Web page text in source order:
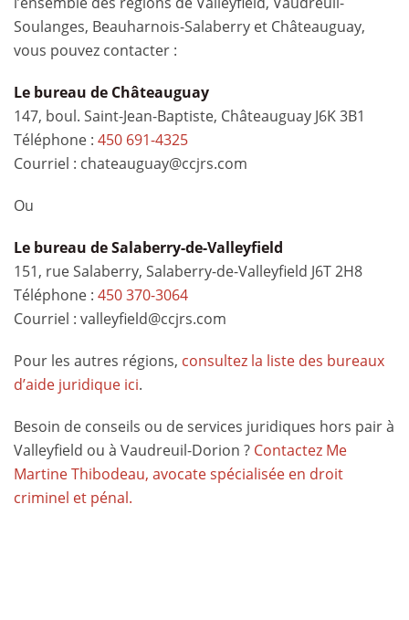
Soulanges, Beauharnois-Salaberry et Châteauguay,
vous pouvez contacter :
Le bureau de Châteauguay
147, boul. Saint-Jean-Baptiste, Châteauguay J6K 3B1
Téléphone : 450 691-4325
Courriel : chateauguay@ccjrs.com
Ou
Le bureau de Salaberry-de-Valleyfield
151, rue Salaberry, Salaberry-de-Valleyfield J6T 2H8
Téléphone : 450 370-3064
Courriel : valleyfield@ccjrs.com
Pour les autres régions, consultez la liste des bureaux
d’aide juridique ici.
Besoin de conseils ou de services juridiques hors pair à
Valleyfield ou à Vaudreuil-Dorion ? Contactez Me
Martine Thibodeau, avocate spécialisée en droit
criminel et pénal.